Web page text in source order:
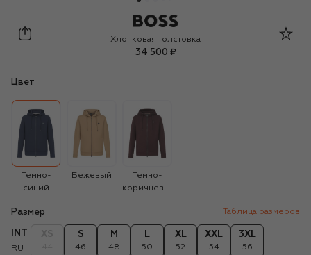
BOSS
Хлопковая толстовка
34 500 ₽
Цвет
Темно-
синий
Бежевый
Темно-
коричневый
Размер Таблица размеров
INT
RU
S
46
M
48
L
50
XL
52
XXL
54
3XL
56